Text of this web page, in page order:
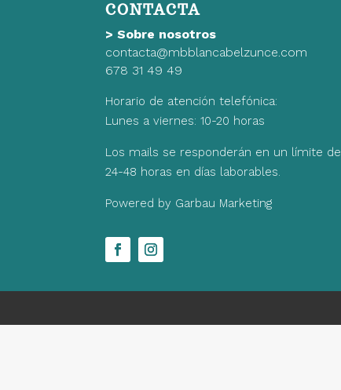
CONTACTA
>Sobre nosotros
contacta@mbblancabelzunce.com
678 31 49 49
Horario de atención telefónica:
Lunes a viernes: 10-20 horas
Los mails se responderán en un límite de
24-48 horas en días laborables.
Powered by Garbau Marketing